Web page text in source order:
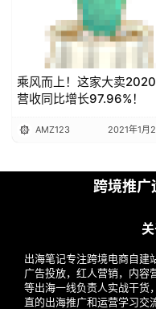
乘风而上！这家大卖
营收同比增长97.96%！
AMZ123 2021年1月
跨境推广
出海笔记专注跨境电商自建
广告投放，红人营销，内容
等出海一线负责人实战干货
直的出海推广和运营学习交